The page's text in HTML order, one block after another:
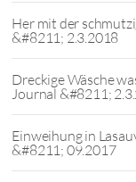
Her mit der
&#8211; 2.3.2018
Dreckige Wäsche
Journal &#8211;
Einweihung in
&#8211; 09.2017